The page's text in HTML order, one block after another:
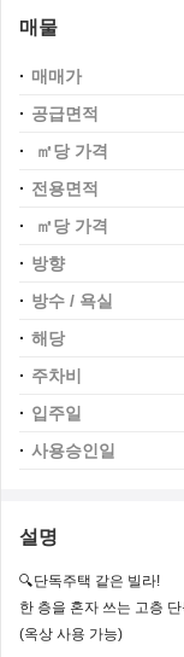
매물
매매가
공급면적
㎡당 가격
전용면적
㎡당 가격
방향
방수 / 욕실
해당
주차비
입주일
사용승인일
설명
🔍단독주택 같은 빌라!
한 층을 혼자 쓰는 고층
(옥상 사용 가능)